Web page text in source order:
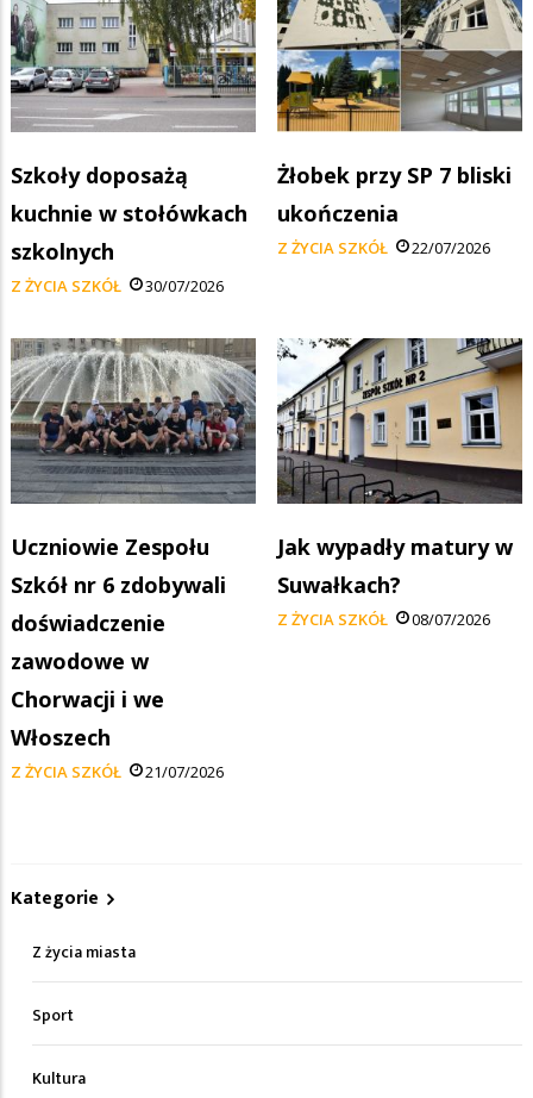
Szkoły doposażą
kuchnie w stołówkach
szkolnych
Z ŻYCIA SZKÓŁ 30/07/2026
Żłobek przy SP 7 bliski
ukończenia
Z ŻYCIA SZKÓŁ 22/07/2026
Uczniowie Zespołu
Szkół nr 6 zdobywali
doświadczenie
zawodowe w
Chorwacji i we
Włoszech
Z ŻYCIA SZKÓŁ 21/07/2026
Jak wypadły matury w
Suwałkach?
Z ŻYCIA SZKÓŁ 08/07/2026
Kategorie
Z życia miasta
Sport
Kultura